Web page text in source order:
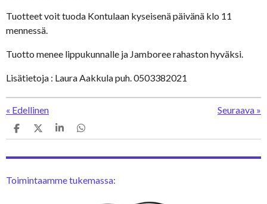
Tuotteet voit tuoda Kontulaan kyseisenä päivänä klo 11
mennessä.
Tuotto menee lippukunnalle ja Jamboree rahaston hyväksi.
Lisätietoja : Laura Aakkula puh. 0503382021
« Edellinen Seuraava »
J
a
J
a
J
a
J
a
Toimintaamme tukemassa: